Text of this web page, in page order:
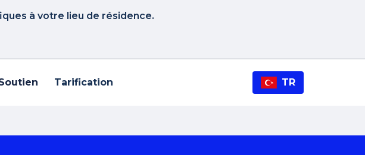
à votre lieu de résidence.
Tarification TR